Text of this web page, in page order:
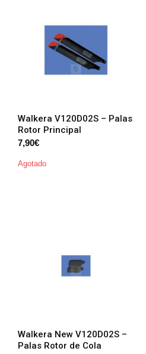
Walkera V120D02S – Palas
Rotor Principal
7,90€
Agotado
Walkera New V120D02S –
Palas Rotor de Cola